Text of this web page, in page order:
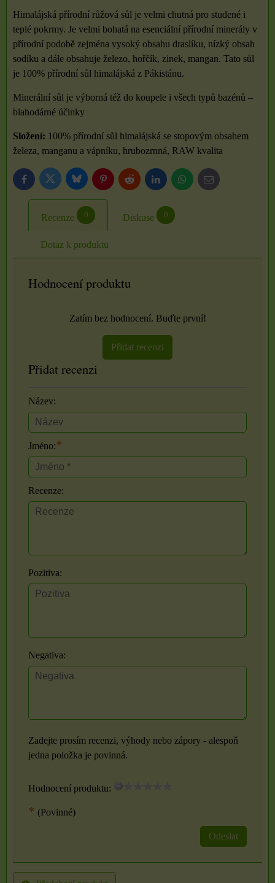
Himalájská přírodní růžová sůl je velmi chutná pro studené i
teplé pokrmy. Je velmi bohatá na esenciální přírodní minerály v
přírodní podobě zejména vysoký obsahu draslíku, nízký obsah
sodíku a dále obsahuje železo, hořčík, zinek, mangan. Tato sůl
je 100% přírodní sůl himalájská z Pákistánu.
Minerální sůl je výborná též do koupele i všech typů bazénů –
blahodárné účinky
Složení: 100% přírodní sůl himalájská se stopovým obsahem
železa, manganu a vápníku, hrubozrnná, RAW kvalita
FacebookTwitter BlueskyPinterestReddit LinkedInWhatsApp
E-
mail
Recenze 0 Diskuse 0
Dotaz k produktu
Hodnocení produktu
Zatím bez hodnocení. Buďte první!
Přidat recenzi
Přidat recenzi
Název:
Jméno:*
Recenze:
Pozitiva:
Negativa:
Zadejte prosím recenzi, výhody nebo zápory - alespoň
jedna položka je povinná.
Hodnocení produktu:
* (Povinné)
Odeslat